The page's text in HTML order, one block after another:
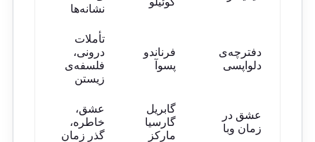
نشانه‌ها
دفترچه‌ی
دلواپسی
فرناندو
پسوآ
تأملات
درونی،
فلسفه‌ی
زیستن
عشق در
زمان وبا
گابریل
گارسیا
مارکز
عشق،
خاطره،
گذر زمان